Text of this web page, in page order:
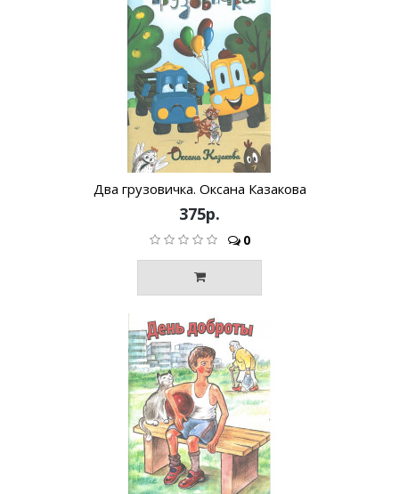
Два грузовичка. Оксана Казакова
375р.
0